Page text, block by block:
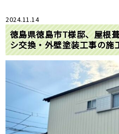
2024.11.14
徳島県徳島市T様邸、屋根
シ交換・外壁塗装工事の施